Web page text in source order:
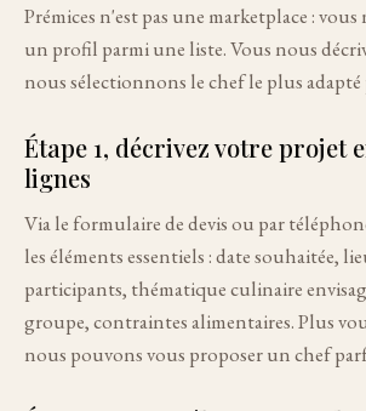
Prémices n'est pas une marketplace : vous
un profil parmi une liste. Vous nous
nous sélectionnons le chef le plus
Étape 1, décrivez votre projet
lignes
Via le formulaire de devis ou par
les éléments essentiels : date souhaitée,
participants, thématique culinaire
groupe, contraintes alimentaires. Plus
nous pouvons vous proposer un chef